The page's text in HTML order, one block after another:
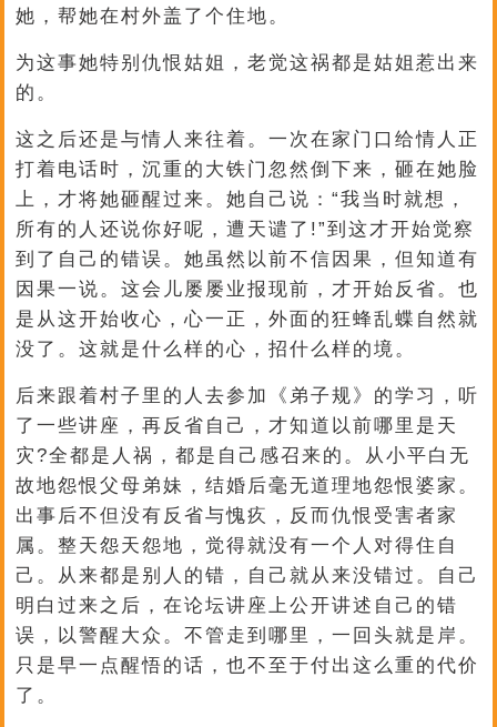
她，帮她在村外盖了个住地。
为这事她特别仇恨姑姐，老觉这祸都是姑姐惹出来
的。
这之后还是与情人来往着。一次在家门口给情人正
打着电话时，沉重的大铁门忽然倒下来，砸在她脸
上，才将她砸醒过来。她自己说：“我当时就想，
所有的人还说你好呢，遭天谴了!”到这才开始觉察
到了自己的错误。她虽然以前不信因果，但知道有
因果一说。这会儿屡屡业报现前，才开始反省。也
是从这开始收心，心一正，外面的狂蜂乱蝶自然就
没了。这就是什么样的心，招什么样的境。
后来跟着村子里的人去参加《弟子规》的学习，听
了一些讲座，再反省自己，才知道以前哪里是天
灾?全都是人祸，都是自己感召来的。从小平白无
故地怨恨父母弟妹，结婚后毫无道理地怨恨婆家。
出事后不但没有反省与愧疚，反而仇恨受害者家
属。整天怨天怨地，觉得就没有一个人对得住自
己。从来都是别人的错，自己就从来没错过。自己
明白过来之后，在论坛讲座上公开讲述自己的错
误，以警醒大众。不管走到哪里，一回头就是岸。
只是早一点醒悟的话，也不至于付出这么重的代价
了。